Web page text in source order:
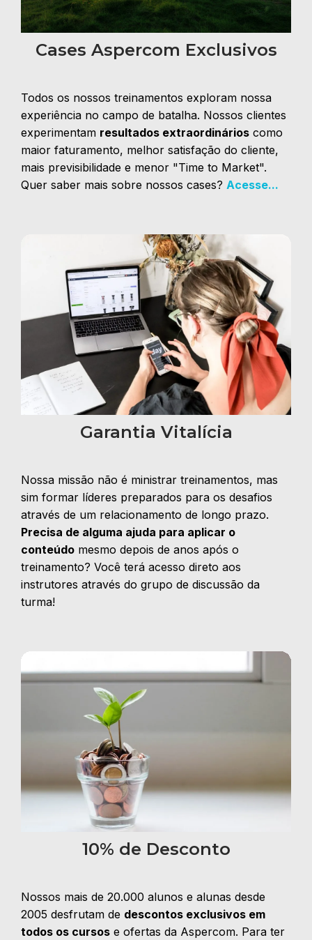
Cases Aspercom Exclusivos
Todos os nossos treinamentos exploram nossa
experiência no campo de batalha. Nossos clientes
experimentam resultados extraordinários como
maior faturamento, melhor satisfação do cliente,
mais previsibilidade e menor "Time to Market".
Quer saber mais sobre nossos cases? Acesse...
Garantia Vitalícia
Nossa missão não é ministrar treinamentos, mas
sim formar líderes preparados para os desafios
através de um relacionamento de longo prazo.
Precisa de alguma ajuda para aplicar o
conteúdo mesmo depois de anos após o
treinamento? Você terá acesso direto aos
instrutores através do grupo de discussão da
turma!
10% de Desconto
Nossos mais de 20.000 alunos e alunas desde
2005 desfrutam de descontos exclusivos em
todos os cursos e ofertas da Aspercom. Para ter